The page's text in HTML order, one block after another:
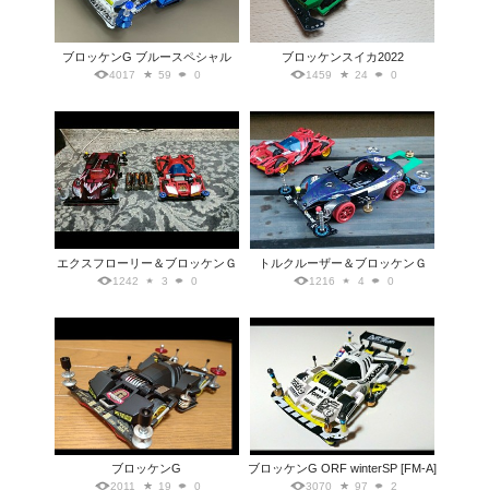
ブロッケンG ブルースペシャル
4017 59 0
ブロッケンスイカ2022
1459 24 0
エクスフローリー＆ブロッケンＧ
1242 3 0
トルクルーザー＆ブロッケンＧ
1216 4 0
ブロッケンG
2011 19 0
ブロッケンG ORF winterSP [FM-A]
3070 97 2